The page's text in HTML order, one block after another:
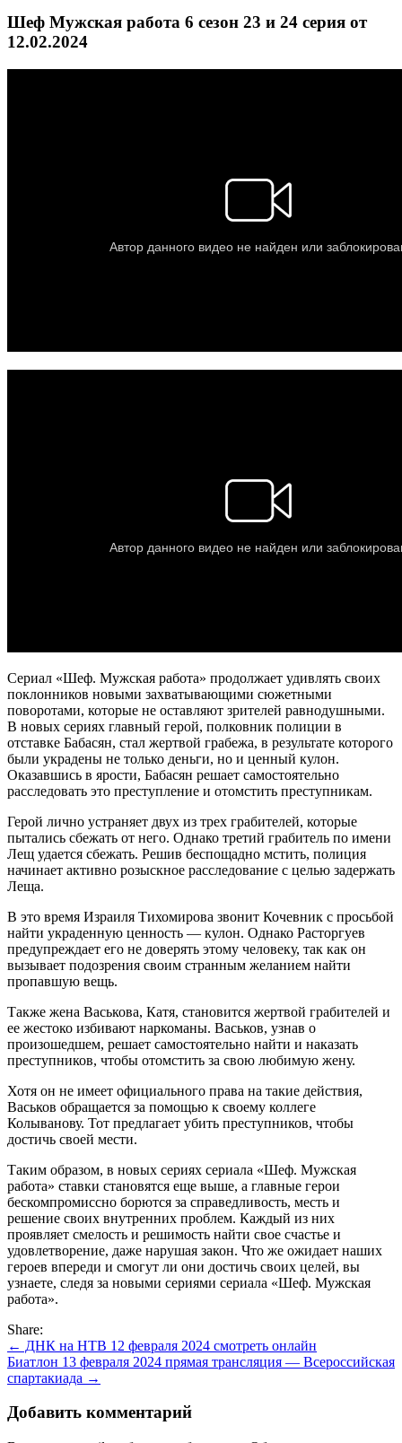
Шеф Мужская работа 6 сезон 23 и 24 серия от
12.02.2024
Сериал «Шеф. Мужская работа» продолжает удивлять своих
поклонников новыми захватывающими сюжетными
поворотами, которые не оставляют зрителей равнодушными.
В новых сериях главный герой, полковник полиции в
отставке Бабасян, стал жертвой грабежа, в результате которого
были украдены не только деньги, но и ценный кулон.
Оказавшись в ярости, Бабасян решает самостоятельно
расследовать это преступление и отомстить преступникам.
Герой лично устраняет двух из трех грабителей, которые
пытались сбежать от него. Однако третий грабитель по имени
Лещ удается сбежать. Решив беспощадно мстить, полиция
начинает активно розыскное расследование с целью задержать
Леща.
В это время Израиля Тихомирова звонит Кочевник с просьбой
найти украденную ценность — кулон. Однако Расторгуев
предупреждает его не доверять этому человеку, так как он
вызывает подозрения своим странным желанием найти
пропавшую вещь.
Также жена Васькова, Катя, становится жертвой грабителей и
ее жестоко избивают наркоманы. Васьков, узнав о
произошедшем, решает самостоятельно найти и наказать
преступников, чтобы отомстить за свою любимую жену.
Хотя он не имеет официального права на такие действия,
Васьков обращается за помощью к своему коллеге
Колыванову. Тот предлагает убить преступников, чтобы
достичь своей мести.
Таким образом, в новых сериях сериала «Шеф. Мужская
работа» ставки становятся еще выше, а главные герои
бескомпромиссно борются за справедливость, месть и
решение своих внутренних проблем. Каждый из них
проявляет смелость и решимость найти свое счастье и
удовлетворение, даже нарушая закон. Что же ожидает наших
героев впереди и смогут ли они достичь своих целей, вы
узнаете, следя за новыми сериями сериала «Шеф. Мужская
работа».
Share:
Навигация
по
← ДНК на НТВ 12 февраля 2024 смотреть онлайн
Биатлон 13 февраля 2024 прямая трансляция — Всероссийская
спартакиада →
Добавить комментарий